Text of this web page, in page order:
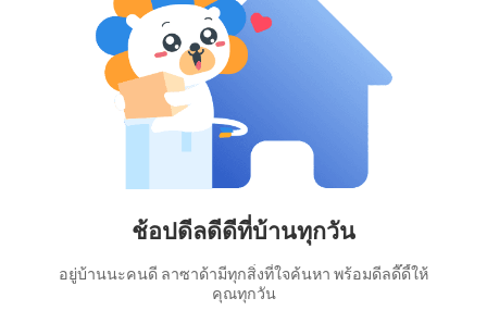
ช้อปดีลดีดีที่บ้านทุกวัน
อยู่บ้านนะคนดี ลาซาด้ามีทุกสิ่งที่ใจค้นหา พร้อมดีลดี๊ดี้ให้
คุณทุกวัน